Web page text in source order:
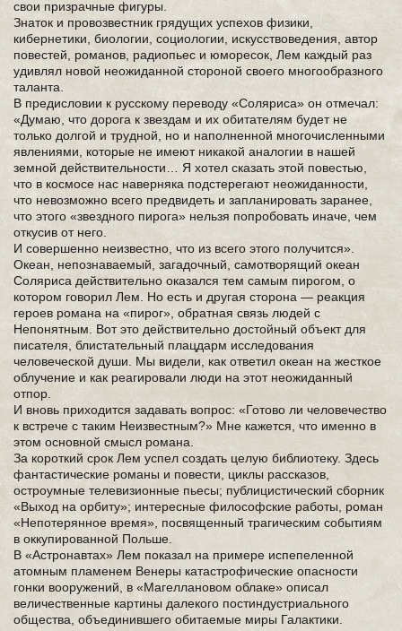
свои призрачные фигуры.
Знаток и провозвестник грядущих успехов физики,
кибернетики, биологии, социологии, искусствоведения, автор
повестей, романов, радиопьес и юморесок, Лем каждый раз
удивлял новой неожиданной стороной своего многообразного
таланта.
В предисловии к русскому переводу «Соляриса» он отмечал:
«Думаю, что дорога к звездам и их обитателям будет не
только долгой и трудной, но и наполненной многочисленными
явлениями, которые не имеют никакой аналогии в нашей
земной действительности… Я хотел сказать этой повестью,
что в космосе нас наверняка подстерегают неожиданности,
что невозможно всего предвидеть и запланировать заранее,
что этого «звездного пирога» нельзя попробовать иначе, чем
откусив от него.
И совершенно неизвестно, что из всего этого получится».
Океан, непознаваемый, загадочный, самотворящий океан
Соляриса действительно оказался тем самым пирогом, о
котором говорил Лем. Но есть и другая сторона — реакция
героев романа на «пирог», обратная связь людей с
Непонятным. Вот это действительно достойный объект для
писателя, блистательный плацдарм исследования
человеческой души. Мы видели, как ответил океан на жесткое
облучение и как реагировали люди на этот неожиданный
отпор.
И вновь приходится задавать вопрос: «Готово ли человечество
к встрече с таким Неизвестным?» Мне кажется, что именно в
этом основной смысл романа.
За короткий срок Лем успел создать целую библиотеку. Здесь
фантастические романы и повести, циклы рассказов,
остроумные телевизионные пьесы; публицистический сборник
«Выход на орбиту»; интересные философские работы, роман
«Непотерянное время», посвященный трагическим событиям
в оккупированной Польше.
В «Астронавтах» Лем показал на примере испепеленной
атомным пламенем Венеры катастрофические опасности
гонки вооружений, в «Магеллановом облаке» описал
величественные картины далекого постиндустриального
общества, объединившего обитаемые миры Галактики.